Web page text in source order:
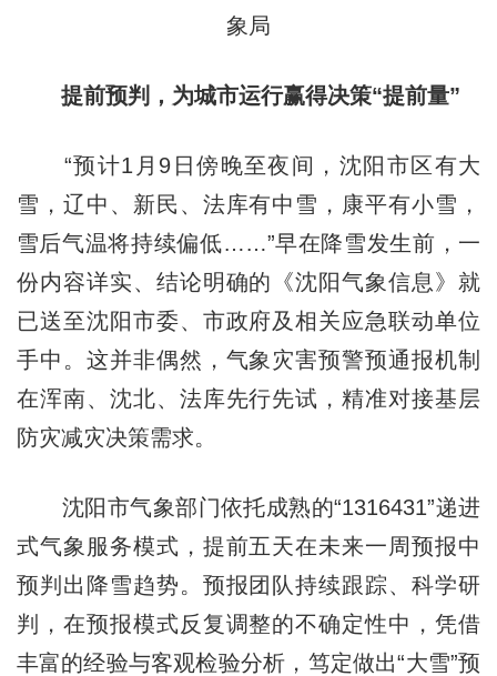
象局
提前预判，为城市运行赢得决策“提前量”
“预计1月9日傍晚至夜间，沈阳市区有大
雪，辽中、新民、法库有中雪，康平有小雪，
雪后气温将持续偏低……”早在降雪发生前，一
份内容详实、结论明确的《沈阳气象信息》就
已送至沈阳市委、市政府及相关应急联动单位
手中。这并非偶然，气象灾害预警预通报机制
在浑南、沈北、法库先行先试，精准对接基层
防灾减灾决策需求。
沈阳市气象部门依托成熟的“1316431”递进
式气象服务模式，提前五天在未来一周预报中
预判出降雪趋势。预报团队持续跟踪、科学研
判，在预报模式反复调整的不确定性中，凭借
丰富的经验与客观检验分析，笃定做出“大雪”预